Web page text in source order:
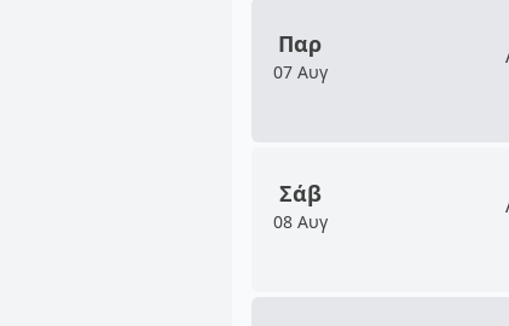
Παρ
07 Αυγ
Σάβ
08 Αυγ